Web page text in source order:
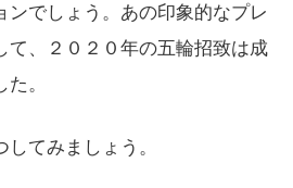
ンでしょう。あの印象的なプレ
て、２０２０年の五輪招致は成
。
てみましょう。